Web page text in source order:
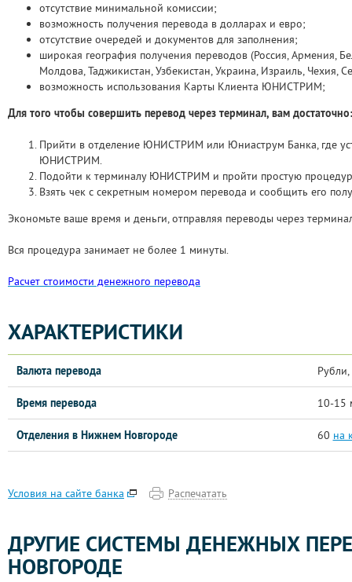
отсутствие минимальной комиссии;
возможность получения перевода в долларах и евро;
отсутствие очередей и документов для заполнения;
широкая география получения переводов (Россия, Армения,
Молдова, Таджикистан, Узбекистан, Украина, Израиль, Чехия,
возможность использования Карты Клиента ЮНИСТРИМ;
Для того чтобы совершить перевод через терминал, вам достаточно:
Прийти в отделение ЮНИСТРИМ или Юниаструм Банка, где
ЮНИСТРИМ.
Подойти к терминалу ЮНИСТРИМ и пройти простую
Взять чек с секретным номером перевода и сообщить его
Экономьте ваше время и деньги, отправляя переводы через
Вся процедура занимает не более 1 минуты.
Расчет стоимости денежного перевода
ХАРАКТЕРИСТИКИ
Валюта перевода
Время перевода 10-15
Отделения в Нижнем Новгороде 60 на
Условия на сайте банка Распечатать
ДРУГИЕ СИСТЕМЫ ДЕНЕЖНЫХ
НОВГОРОДЕ